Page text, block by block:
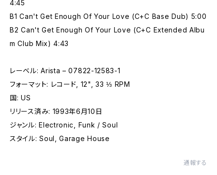
4:45
B1 Can't Get Enough Of Your Love (C+C Base Dub) 5:00
B2 Can't Get Enough Of Your Love (C+C Extended Albu
m Club Mix) 4:43
レーベル: Arista – 07822-12583-1
フォーマット: レコード, 12", 33 ⅓ RPM
国: US
リリース済み: 1993年6月10日
ジャンル: Electronic, Funk / Soul
スタイル: Soul, Garage House
通報する